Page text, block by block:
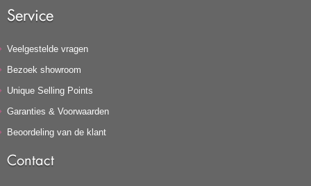
Service
Veelgestelde vragen
Bezoek showroom
Unique Selling Points
Garanties & Voorwaarden
Beoordeling van de klant
Contact